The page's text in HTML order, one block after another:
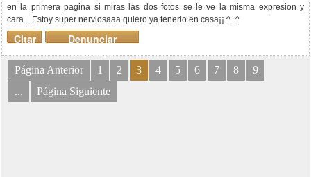
en la primera pagina si miras las dos fotos se le ve la misma expresion y
cara....Estoy super nerviosaaa quiero ya tenerlo en casa¡¡ ^_^
Denunciar
mensaje
Citar
Página Anterior 1 2 3 4 5 6 7 8
9
...
Página Siguiente